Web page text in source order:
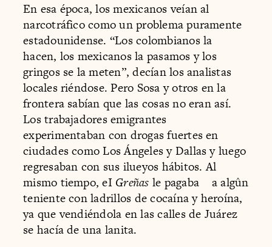
En esa época, los mexicanos veían al
narcotráfico como un problema puramente
estadounidense. “Los colombianos la
hacen, los mexicanos la pasamos y los
gringos se la meten”, decían los analistas
locales riéndose. Pero Sosa y otros en la
frontera sabían que las cosas no eran así.
Los trabajadores emigrantes
experimentaban con drogas fuertes en
ciudades como Los Ángeles y Dallas y luego
regresaban con sus ilueyos hábitos. Al
mismo tiempo, eI Greñas le pagaba a algûn
teniente con ladrillos de cocaína y heroína,
ya que vendiéndola en las calles de Juárez
se hacía de una lanita.